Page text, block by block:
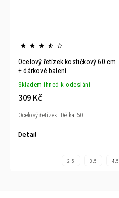
Ocelový řetízek kostičkový 60 cm
+ dárkové balení
Skladem ihned k odeslání
309 Kč
Detail
Ocelový řetízek. Délka 60...
2,5 3,5 4,5